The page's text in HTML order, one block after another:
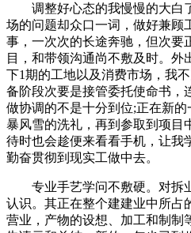
调整好心态的我慢慢的大白
场的问题却众口一词，做好兼顾
事，一次次的长途奔驰，但次要
目，和带领沟通尚不敷及时。外
下1期的工地以及消费市场，我
备阶段次要是接管委托使命书，
做协调的不是十分到位;正在新
暴风雪的洗礼，再到参取到项目
待时也会趁便来看看手机，让我
勤奋贯彻到现实工做中去。
专业手艺学问不敷硬。对拆
认识。其正在整个建建业中所占
营业，产物的设想、加工和制制